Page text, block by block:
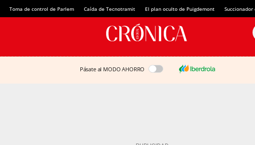
Toma de control de Parlem Caída de Tecnotramit El plan oculto de Puigdemont
Pásate al MODO AHORRO